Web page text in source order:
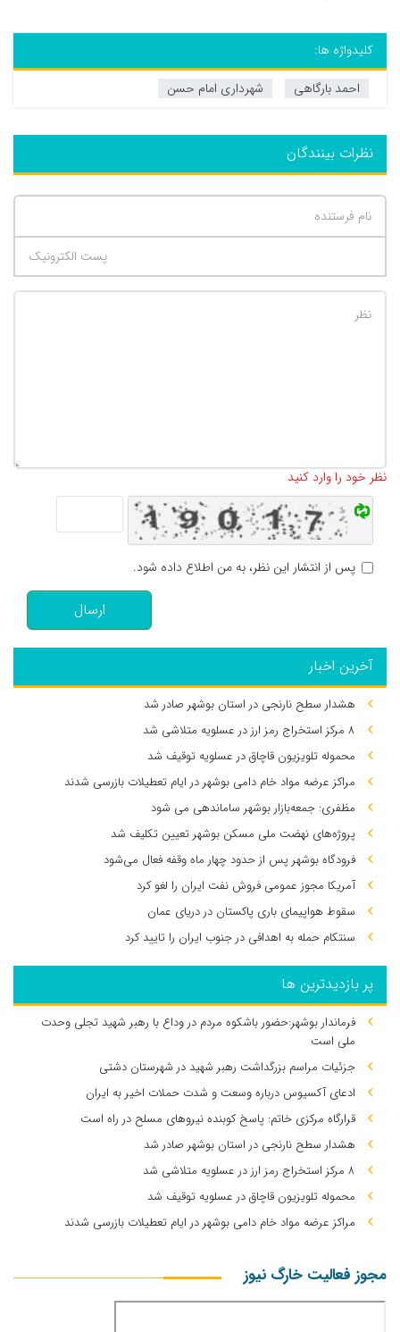
کلیدواژه ها:
احمد بارگاهی
شهرداری امام حسن
نظرات بینندگان
نظر خود را وارد کنید
پس از انتشار این نظر، به من اطلاع داده شود.
ارسال
آخرین اخبار
هشدار سطح نارنجی در استان بوشهر صادر شد
۸ مرکز استخراج رمز ارز در عسلویه متلاشی شد
محموله تلویزیون قاچاق در عسلویه توقیف شد
مراکز عرضه مواد خام دامی بوشهر در ایام تعطیلات بازرسی شدند
مظفری: جمعه‌بازار بوشهر ساماندهی می‌ شود
پروژه‌های نهضت ملی مسکن بوشهر تعیین تکلیف شد
فرودگاه بوشهر پس از حدود چهار ماه وقفه فعال می‌شود
آمریکا مجوز عمومی فروش نفت ایران را لغو کرد
سقوط هواپیمای باری پاکستان در دریای عمان
سنتکام حمله به اهدافی در جنوب ایران را تایید کرد
پر بازدیدترین ها
فرماندار بوشهر:حضور باشکوه مردم در وداع با رهبر شهید تجلی وحدت
ملی است
جزئیات مراسم بزرگداشت رهبر شهید در شهرستان دشتی
ادعای آکسیوس درباره وسعت و شدت حملات اخیر به ایران
قرارگاه مرکزی خاتم: پاسخ کوبنده نیروهای مسلح در راه است
هشدار سطح نارنجی در استان بوشهر صادر شد
۸ مرکز استخراج رمز ارز در عسلویه متلاشی شد
محموله تلویزیون قاچاق در عسلویه توقیف شد
مراکز عرضه مواد خام دامی بوشهر در ایام تعطیلات بازرسی شدند
مجوز فعالیت خارگ نیوز